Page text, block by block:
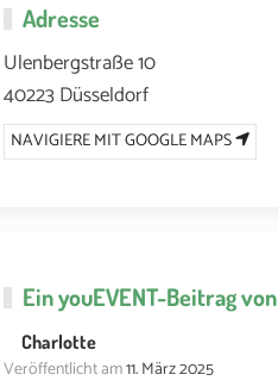
Adresse
Ulenbergstraße 10
40223 Düsseldorf
NAVIGIERE MIT GOOGLE MAPS
EinyouEVENT-Beitrag von
Charlotte
Veröffentlicht am11. März 2025